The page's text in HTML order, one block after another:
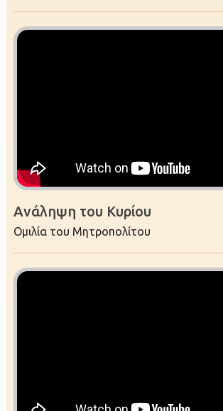
Ανάληψη του Κυρίου
Ομιλία του Μητροπολίτου